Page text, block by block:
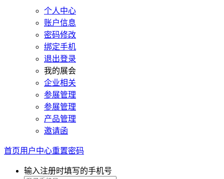
个人中心
账户信息
密码修改
绑定手机
退出登录
我的展会
企业相关
参展管理
参展管理
产品管理
邀请函
首页用户中心重置密码
输入注册时填写的手机号